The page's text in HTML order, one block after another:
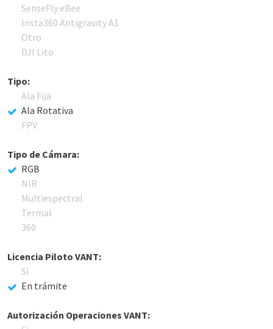
SenseFly eBee
Insta360 Antigravity A1
Otro
DJI Lito
Tipo:
Ala Fija
Ala Rotativa
FPV
Tipo de Cámara:
RGB
NIR
Multiespectral
Termal
360
Licencia Piloto VANT:
Si
En trámite
Autorización Operaciones VANT: